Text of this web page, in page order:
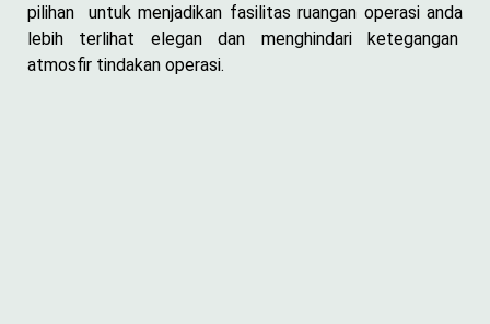
pilihan untuk menjadikan fasilitas ruangan operasi anda
lebih terlihat elegan dan menghindari ketegangan
atmosfir tindakan operasi.